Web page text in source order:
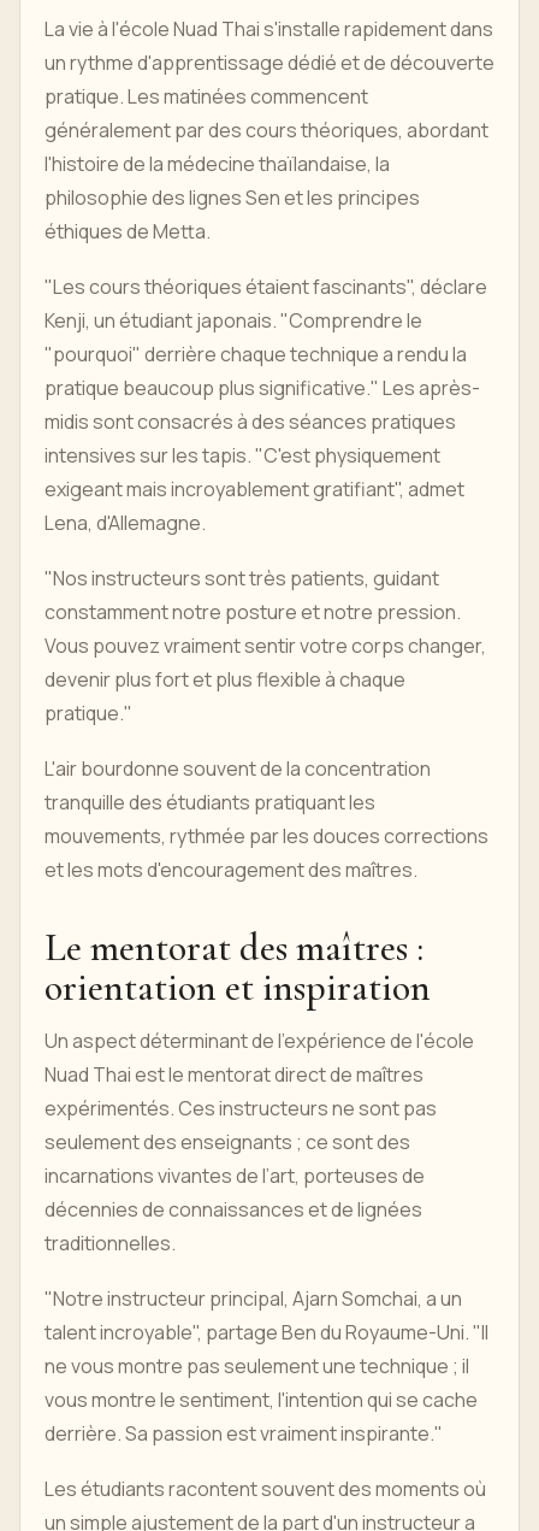
La vie à l'école Nuad Thai s'installe rapidement dans
un rythme d'apprentissage dédié et de découverte
pratique. Les matinées commencent
généralement par des cours théoriques, abordant
l'histoire de la médecine thaïlandaise, la
philosophie des lignes Sen et les principes
éthiques de Metta.
"Les cours théoriques étaient fascinants", déclare
Kenji, un étudiant japonais. "Comprendre le
"pourquoi" derrière chaque technique a rendu la
pratique beaucoup plus significative." Les après-
midis sont consacrés à des séances pratiques
intensives sur les tapis. "C'est physiquement
exigeant mais incroyablement gratifiant", admet
Lena, d'Allemagne.
"Nos instructeurs sont très patients, guidant
constamment notre posture et notre pression.
Vous pouvez vraiment sentir votre corps changer,
devenir plus fort et plus flexible à chaque
pratique."
L'air bourdonne souvent de la concentration
tranquille des étudiants pratiquant les
mouvements, rythmée par les douces corrections
et les mots d'encouragement des maîtres.
Le mentorat des maîtres :
orientation et inspiration
Un aspect déterminant de l'expérience de l'école
Nuad Thai est le mentorat direct de maîtres
expérimentés. Ces instructeurs ne sont pas
seulement des enseignants ; ce sont des
incarnations vivantes de l’art, porteuses de
décennies de connaissances et de lignées
traditionnelles.
"Notre instructeur principal, Ajarn Somchai, a un
talent incroyable", partage Ben du Royaume-Uni. "Il
ne vous montre pas seulement une technique ; il
vous montre le sentiment, l'intention qui se cache
derrière. Sa passion est vraiment inspirante."
Les étudiants racontent souvent des moments où
un simple ajustement de la part d'un instructeur a